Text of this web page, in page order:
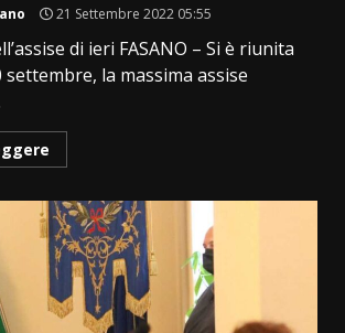
21 Settembre 2022 05:55
di ieri FASANO – Si è riunita
la massima assise